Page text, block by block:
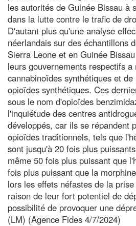
les autorités de Guinée Bissau à
dans la lutte contre le trafic de
D'autant plus qu'une analyse
néerlandais sur des échantillons
Sierra Leone et en Guinée
leurs gouvernements respectifs
cannabinoïdes synthétiques et
opioïdes synthétiques. Ces
sous le nom d'opioïdes
l'inquiétude des centres
développés, car ils se répandent
opioïdes traditionnels, tels que
sont jusqu'à 20 fois plus
même 50 fois plus puissant que
fois plus puissant que la
lors les effets néfastes de la
raison de leur fort potentiel de
possibilité de provoquer une
(LM) (Agence Fides 4/7/2024)